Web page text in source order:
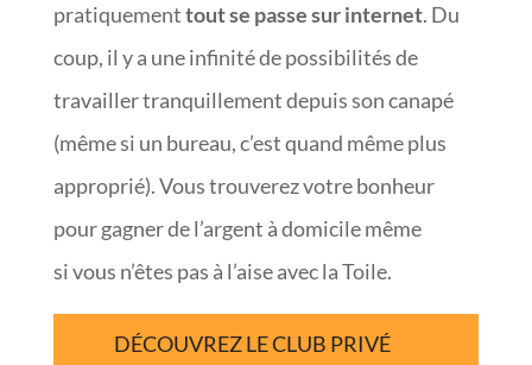
pratiquementtout se passe sur internet. Du
coup, il y a une infinité de possibilités de
travailler tranquillement depuis son canapé
(même si un bureau, c’est quand même plus
approprié). Vous trouverez votre bonheur
pour gagner de l’argent à domicile même
si vous n’êtes pas à l’aise avec la Toile.
DÉCOUVREZ LE CLUB PRIVÉ